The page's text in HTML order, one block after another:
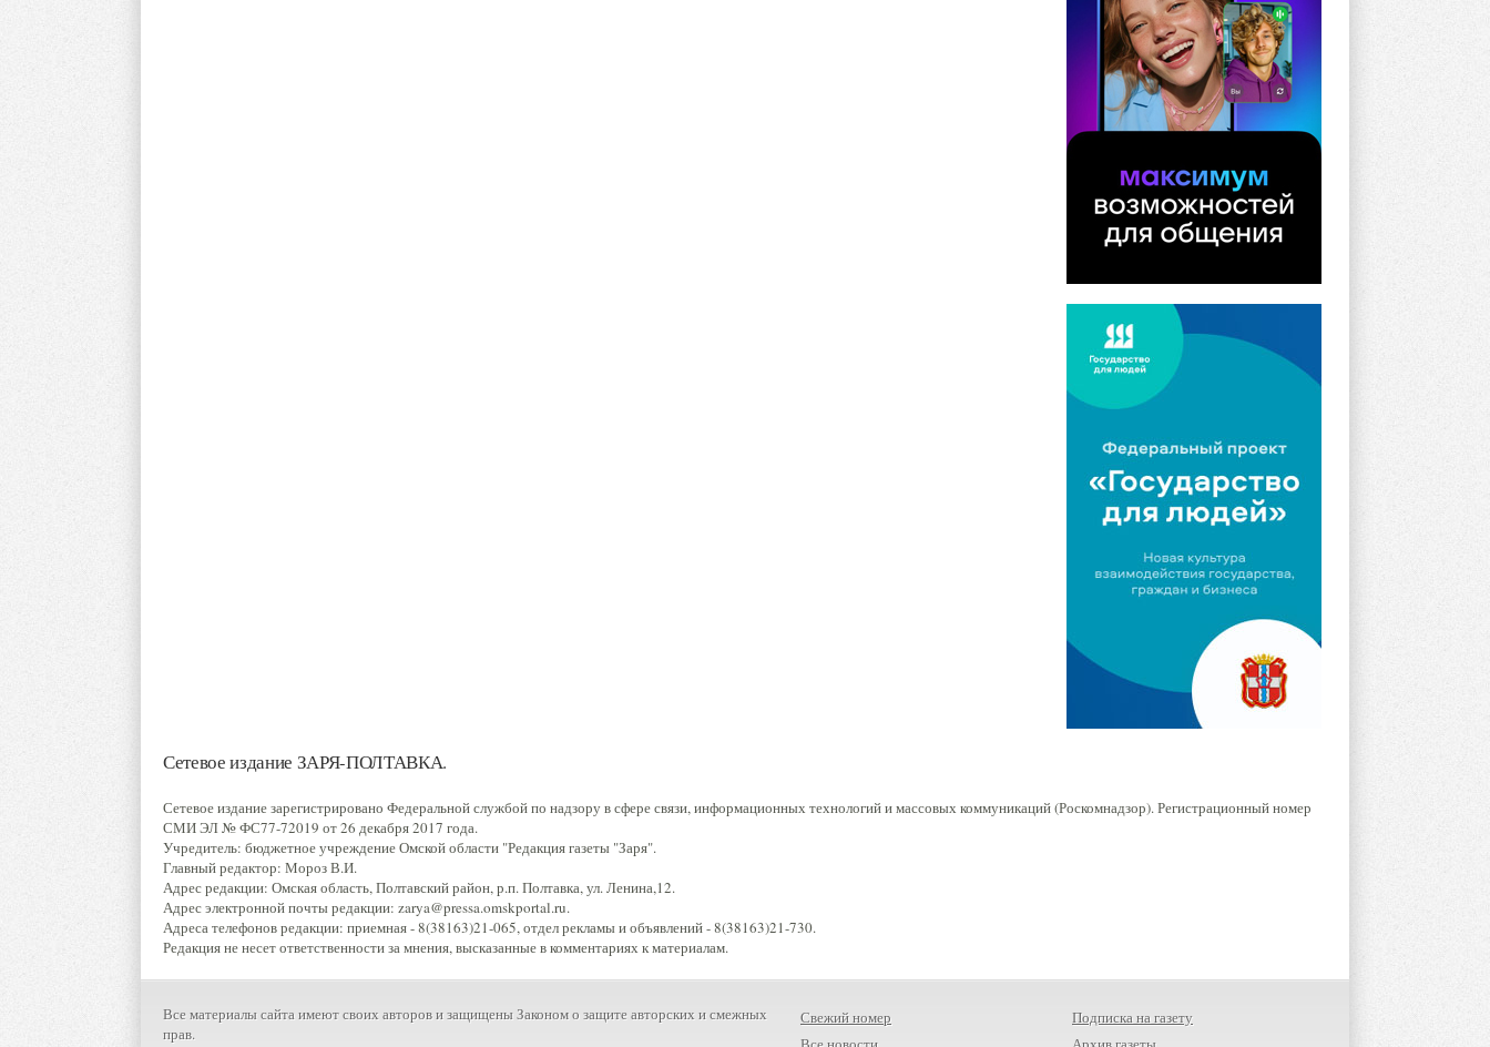
Сетевое издание ЗАРЯ-ПОЛТАВКА.
Сетевое издание зарегистрировано Федеральной службой по надзору в сфере связи, информационных технологий и массовых коммуникаций (Роскомнадзор). Регистрационный номер
СМИ ЭЛ № ФС77-72019 от 26 декабря 2017 года.
Учредитель: бюджетное учреждение Омской области "Редакция газеты "Заря".
Главный редактор: Мороз В.И.
Адрес редакции: Омская область, Полтавский район, р.п. Полтавка, ул. Ленина,12.
Адрес электронной почты редакции: zarya@pressa.omskportal.ru.
Адреса телефонов редакции: приемная - 8(38163)21-065, отдел рекламы и объявлений - 8(38163)21-730.
Редакция не несет ответственности за мнения, высказанные в комментариях к материалам.
Все материалы сайта имеют своих авторов и защищены Законом о защите авторских и смежных
прав.
Свежий номер
Подписка на газету